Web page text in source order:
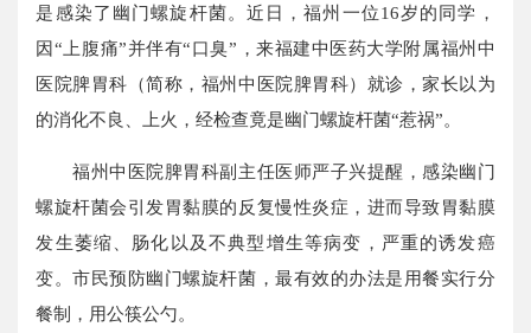
是感染了幽门螺旋杆菌。近日，福州一位16岁的同学，
因“上腹痛”并伴有“口臭”，来福建中医药大学附属福州中
医院脾胃科（简称，福州中医院脾胃科）就诊，家长以为
的消化不良、上火，经检查竟是幽门螺旋杆菌“惹祸”。
福州中医院脾胃科副主任医师严子兴提醒，感染幽门
螺旋杆菌会引发胃黏膜的反复慢性炎症，进而导致胃黏膜
发生萎缩、肠化以及不典型增生等病变，严重的诱发癌
变。市民预防幽门螺旋杆菌，最有效的办法是用餐实行分
餐制，用公筷公勺。